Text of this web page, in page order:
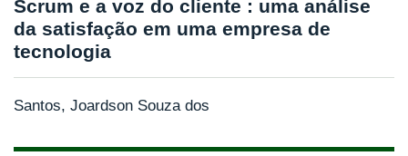
Scrum e a voz do cliente : uma análise
da satisfação em uma empresa de
tecnologia
Santos, Joardson Souza dos